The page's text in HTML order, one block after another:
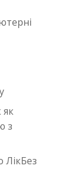
з
ЛікБез